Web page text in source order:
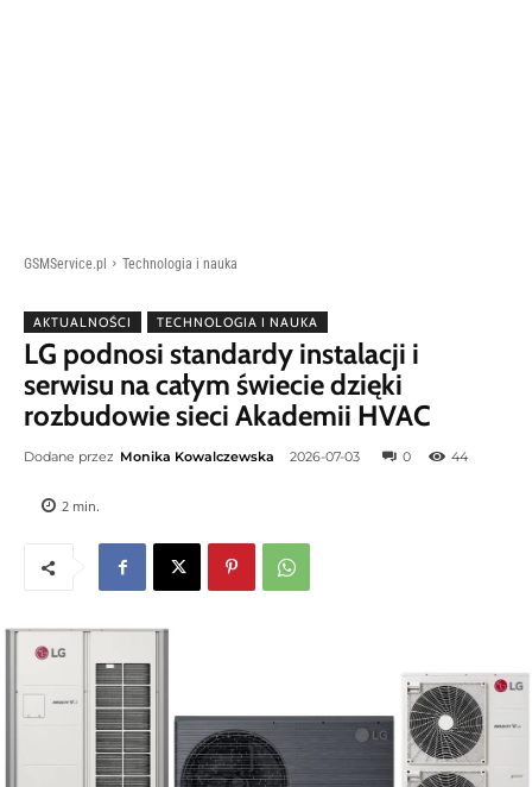
GSMService.pl Technologia i nauka
AKTUALNOŚCI TECHNOLOGIA I NAUKA
LG podnosi standardy instalacji i
serwisu na całym świecie dzięki
rozbudowie sieci Akademii HVAC
Dodane przez Monika Kowalczewska 2026-07-03 0 44
2 min.